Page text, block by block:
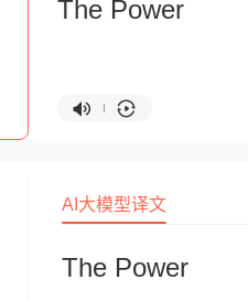
The Power
AI大模型译文
The Power